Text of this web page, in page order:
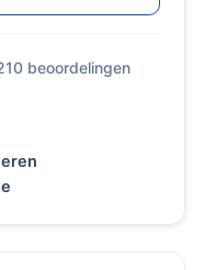
210 beoordelingen